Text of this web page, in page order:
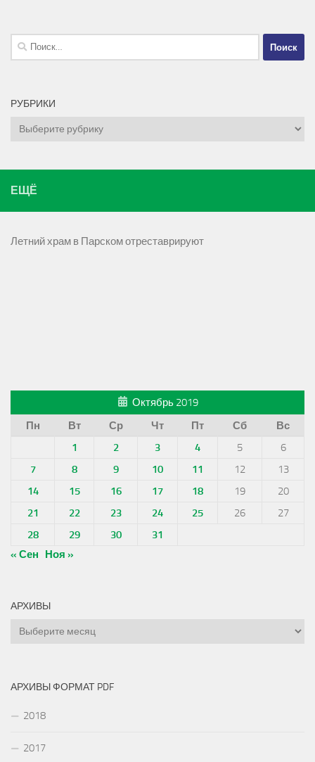
Найти:
РУБРИКИ
Рубрики
ЕЩЁ
Летний храм в Парском отреставрируют
Октябрь 2019
Пн
Вт Ср Чт Пт Сб
Вс
1
2 3 4 5
6
7
8 9 10 11 12
13
14
15 16 17 18 19
20
21
22 23 24 25 26
27
28
29 30
31
« Сен
Ноя »
АРХИВЫ
Архивы
АРХИВЫ ФОРМАТ PDF
2018
2017